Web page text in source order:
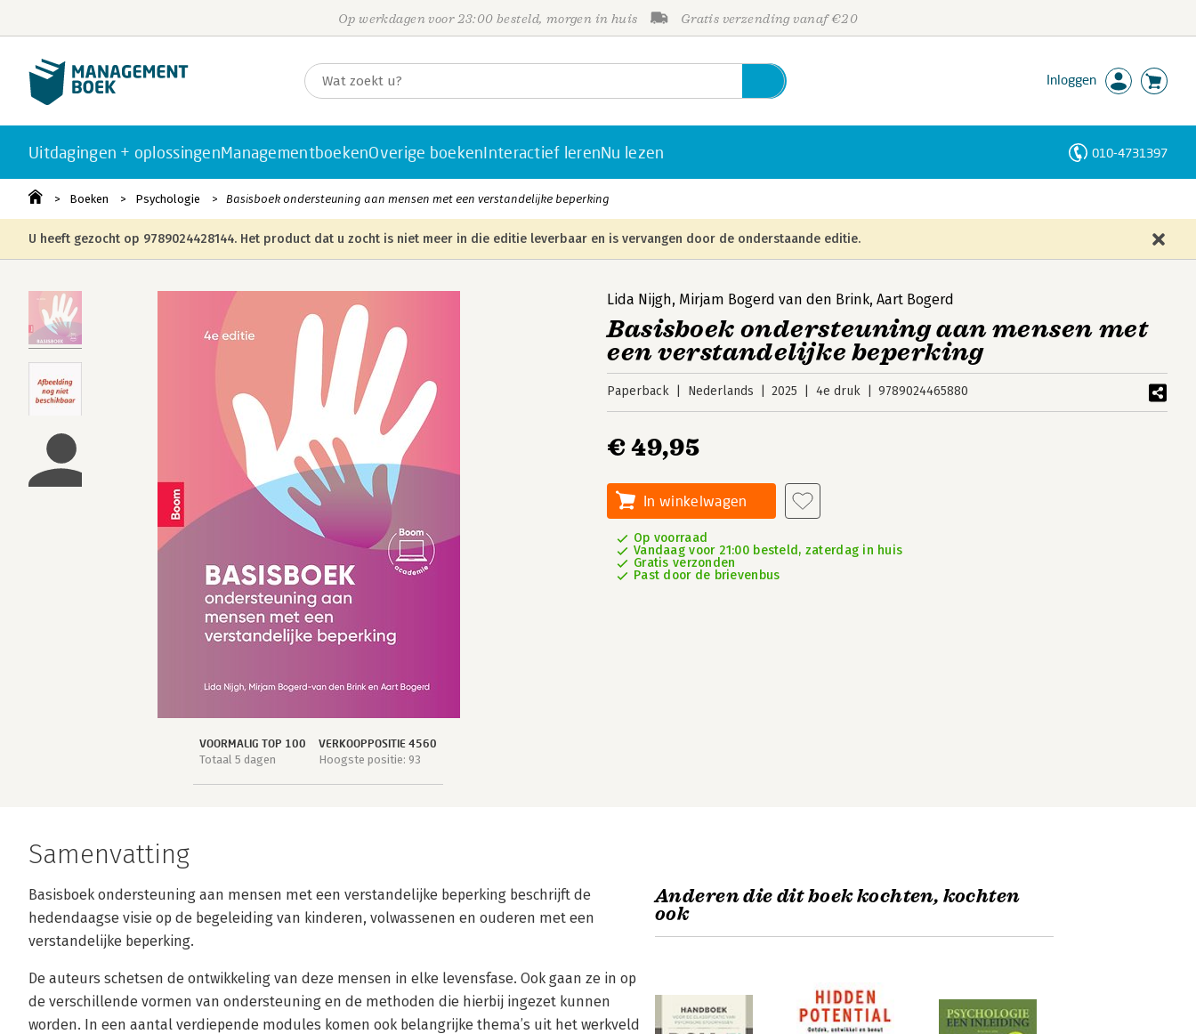
Op werkdagen voor 23:00 besteld, morgen in huis Gratis verzending vanaf €20
Inloggen
Uitdagingen + oplossingenManagementboekenOverige boekenInteractief lerenNu lezen 010-4731397
Boeken Psychologie Basisboek ondersteuning aan mensen met een verstandelijke beperking
U heeft gezocht op 9789024428144. Het product dat u zocht is niet meer in die editie leverbaar en is vervangen door de onderstaande editie.
VOORMALIG TOP 100
Totaal 5 dagen
VERKOOPPOSITIE 4560
Hoogste positie: 93
Lida Nijgh, Mirjam Bogerd van den Brink, Aart Bogerd
Basisboek ondersteuning aan mensen met
een verstandelijke beperking
Paperback Nederlands 2025 4e druk 9789024465880
€ 49,95
In winkelwagen
Op voorraad
Vandaag voor 21:00 besteld, zaterdag in huis
Gratis verzonden
Past door de brievenbus
Samenvatting
Basisboek ondersteuning aan mensen met een verstandelijke beperking beschrijft de
hedendaagse visie op de begeleiding van kinderen, volwassenen en ouderen met een
verstandelijke beperking.
De auteurs schetsen de ontwikkeling van deze mensen in elke levensfase. Ook gaan ze in op
de verschillende vormen van ondersteuning en de methoden die hierbij ingezet kunnen
worden. In een aantal verdiepende modules komen ook belangrijke thema’s uit het werkveld
Anderen die dit boek kochten, kochten
ook
Personen
Trefwoorden